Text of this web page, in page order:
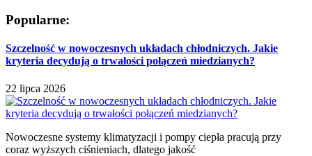
Popularne:
Szczelność w nowoczesnych układach chłodniczych. Jakie
kryteria decydują o trwałości połączeń miedzianych?
22 lipca 2026
Nowoczesne systemy klimatyzacji i pompy ciepła pracują przy
coraz wyższych ciśnieniach, dlatego jakość